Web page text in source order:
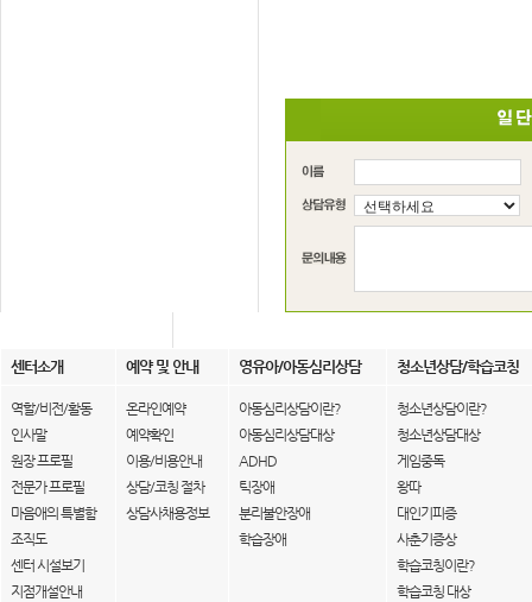
센터소개 예약 및 안내 영유아/아동심리상담 청소년상담/학습코칭
역할/비전/활동
인사말
원장 프로필
전문가 프로필
마음애의 특별함
조직도
센터 시설보기
지점개설안내
온라인예약
예약확인
이용/비용안내
상담/코칭 절차
상담사채용정보
아동심리상담이란?
아동심리상담대상
ADHD
틱장애
분리불안장애
학습장애
청소년상담이란?
청소년상담대상
게임중독
왕따
대인기피증
사춘기증상
학습코칭이란?
학습코칭 대상